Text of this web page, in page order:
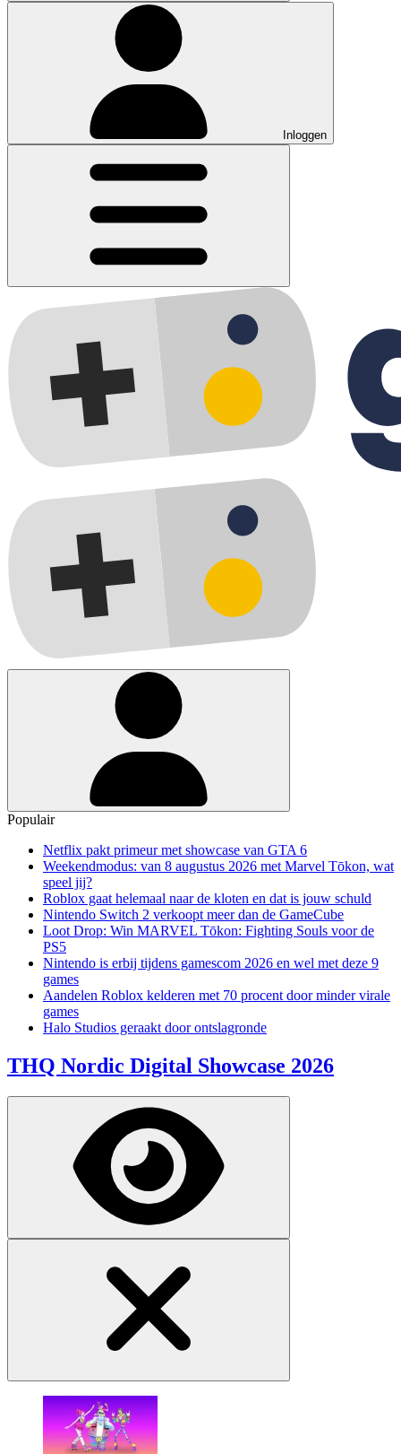
Inloggen
Populair
Netflix pakt primeur met showcase van GTA 6
Weekendmodus: van 8 augustus 2026 met Marvel Tōkon, wat
speel jij?
Roblox gaat helemaal naar de kloten en dat is jouw schuld
Nintendo Switch 2 verkoopt meer dan de GameCube
Loot Drop: Win MARVEL Tōkon: Fighting Souls voor de
PS5
Nintendo is erbij tijdens gamescom 2026 en wel met deze 9
games
Aandelen Roblox kelderen met 70 procent door minder virale
games
Halo Studios geraakt door ontslagronde
THQ Nordic Digital Showcase 2026